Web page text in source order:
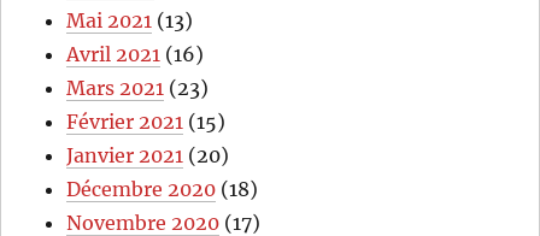
Mai 2021 (13)
Avril 2021 (16)
Mars 2021 (23)
Février 2021 (15)
Janvier 2021 (20)
Décembre 2020 (18)
Novembre 2020 (17)